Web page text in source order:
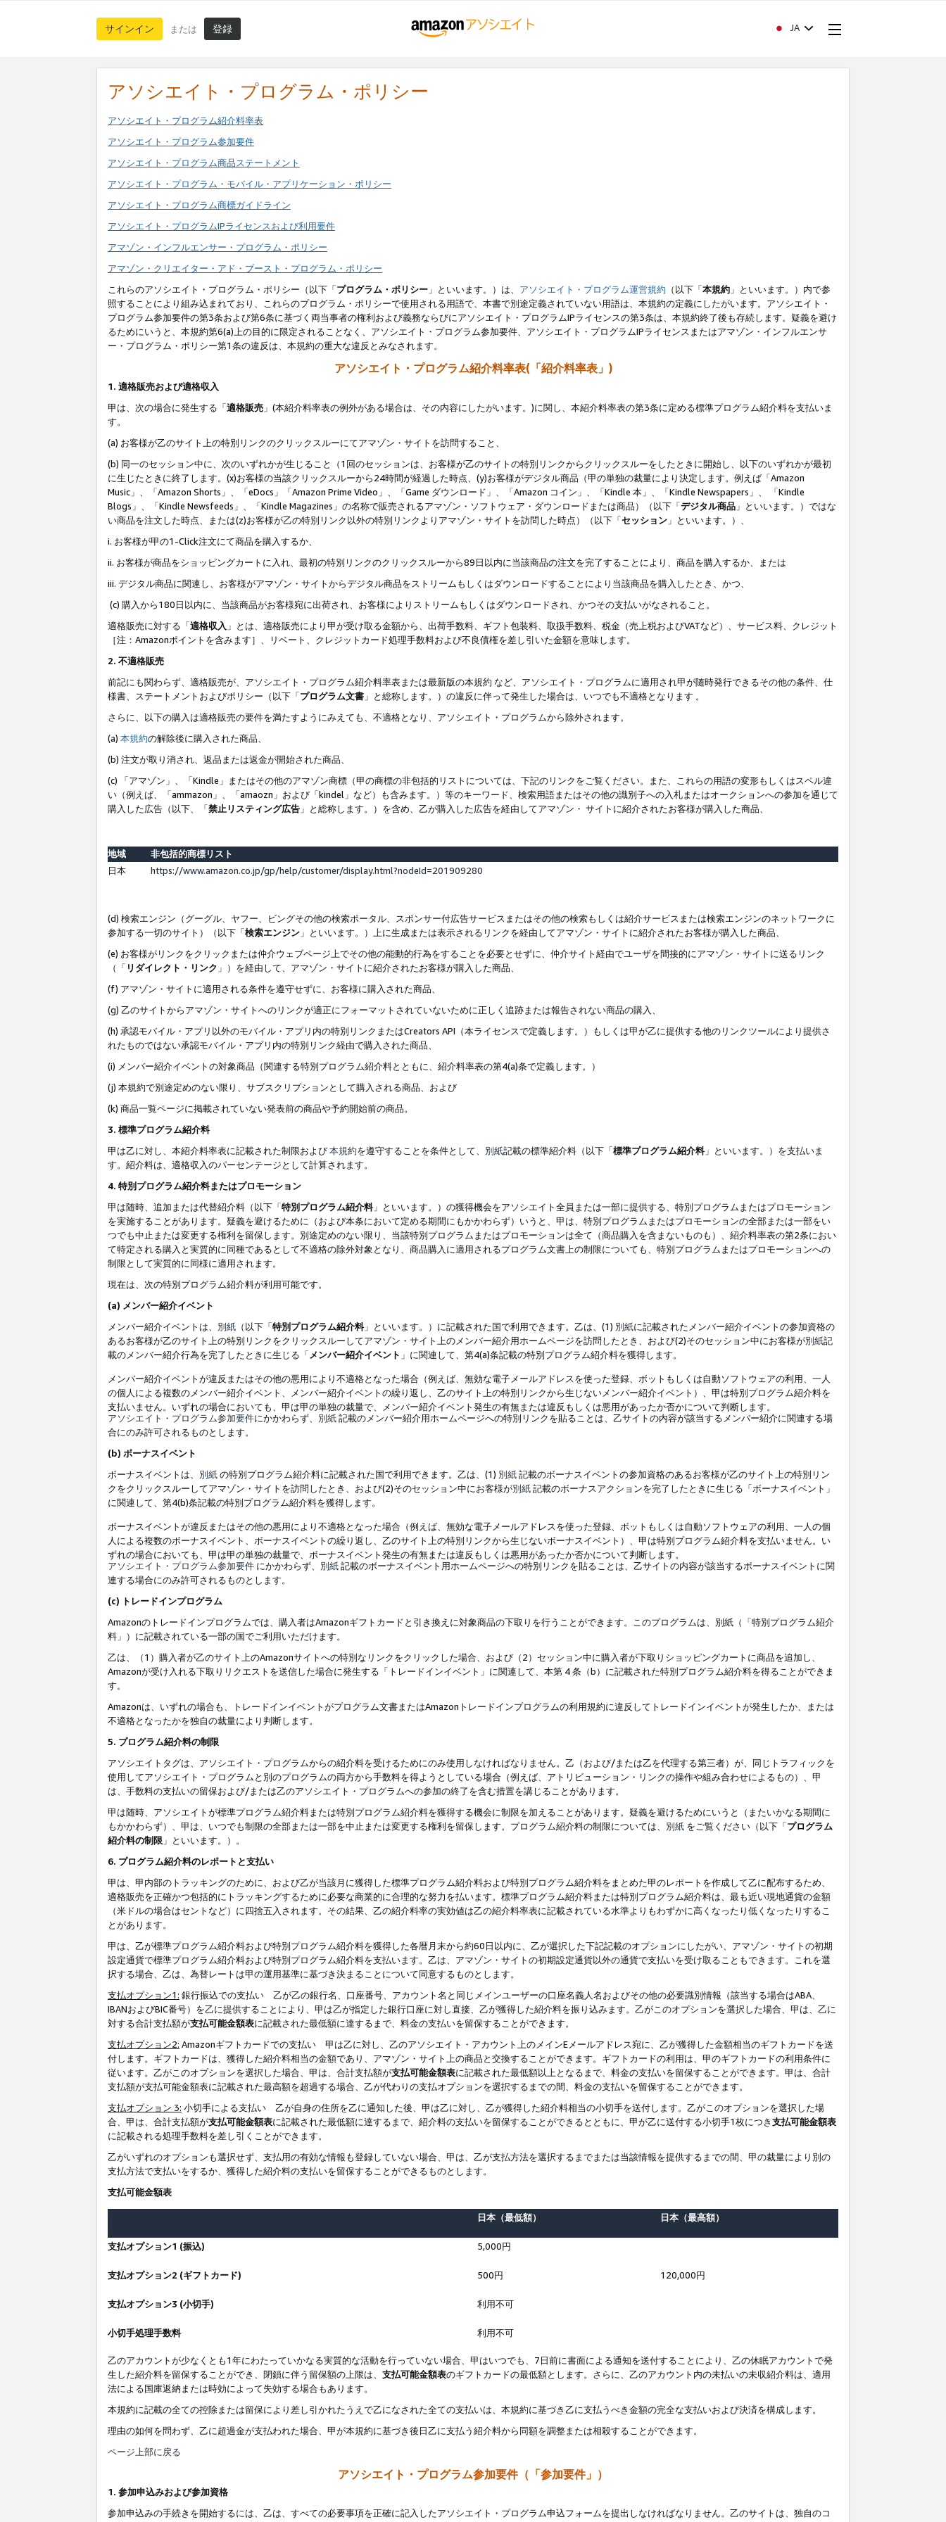
サインイン または 登録 JA
アソシエイト・プログラム・ポリシー
アソシエイト・プログラム紹介料率表
アソシエイト・プログラム参加要件
アソシエイト・プログラム商品ステートメント
アソシエイト・プログラム・モバイル・アプリケーション・ポリシー
アソシエイト・プログラム商標ガイドライン
アソシエイト・プログラムIPライセンスおよび利用要件
アマゾン・インフルエンサー・プログラム・ポリシー
アマゾン・クリエイター・アド・ブースト・プログラム・ポリシー
これらのアソシエイト・プログラム・ポリシー（以下「プログラム・ポリシー 」といいます。）は、 アソシエイト・プログラム運営規約 （以下「本規約 」といいます。）内で参
照することにより組み込まれており、これらのプログラム・ポリシーで使用される用語で、本書で別途定義されていない用語は、本規約の定義にしたがいます。アソシエイト・
プログラム参加要件の第3条および第6条に基づく両当事者の権利および義務ならびにアソシエイト・プログラムIPライセンスの第3条は、本規約終了後も存続します。疑義を避け
るためにいうと、本規約第6(a)上の目的に限定されることなく、アソシエイト・プログラム参加要件、アソシエイト・プログラムIPライセンスまたはアマゾン・インフルエンサ
ー・プログラム・ポリシー第1条の違反は、本規約の重大な違反とみなされます。
アソシエイト・プログラム紹介料率表(「紹介料率表」)
1. 適格販売および適格収入
甲は、次の場合に発生する「適格販売 」(本紹介料率表の例外がある場合は、その内容にしたがいます。)に関し、本紹介料率表の第3条に定める標準プログラム紹介料を支払いま
す。
(a) お客様が乙のサイト上の特別リンクのクリックスルーにてアマゾン・サイトを訪問すること、
(b) 同一のセッション中に、次のいずれかが生じること（1回のセッションは、お客様が乙のサイトの特別リンクからクリックスルーをしたときに開始し、以下のいずれかが最初
に生じたときに終了します。(x)お客様の当該クリックスルーから24時間が経過した時点、(y)お客様がデジタル商品（甲の単独の裁量により決定します。例えば「Amazon
Music」、「Amazon Shorts」、「eDocs」「Amazon Prime Video」、「Game ダウンロード」、「Amazon コイン」、「Kindle 本」、「Kindle Newspapers」、 「Kindle
Blogs」、「Kindle Newsfeeds」、「Kindle Magazines」の名称で販売されるアマゾン・ソフトウェア・ダウンロードまたは商品）（以下「デジタル商品 」といいます。）ではな
い商品を注文した時点、または(z)お客様が乙の特別リンク以外の特別リンクよりアマゾン・サイトを訪問した時点）（以下「セッション 」といいます。）、
i. お客様が甲の1-Click注文にて商品を購入するか、
ii. お客様が商品をショッピングカートに入れ、最初の特別リンクのクリックスルーから89日以内に当該商品の注文を完了することにより、商品を購入するか、または
iii. デジタル商品に関連し、お客様がアマゾン・サイトからデジタル商品をストリームもしくはダウンロードすることにより当該商品を購入したとき、かつ、
(c) 購入から180日以内に、当該商品がお客様宛に出荷され、お客様によりストリームもしくはダウンロードされ、かつその支払いがなされること。
適格販売に対する「適格収入 」とは、適格販売により甲が受け取る金額から、出荷手数料、ギフト包装料、取扱手数料、税金（売上税およびVATなど）、サービス料、クレジット
［注：Amazonポイントを含みます］、リベート、クレジットカード処理手数料および不良債権を差し引いた金額を意味します。
2. 不適格販売
前記にも関わらず、適格販売が、アソシエイト・プログラム紹介料率表または最新版の本規約 など、アソシエイト・プログラムに適用され甲が随時発行できるその他の条件、仕
様書、ステートメントおよびポリシー（以下「プログラム文書 」と総称します。）の違反に伴って発生した場合は、いつでも不適格となります 。
さらに、以下の購入は適格販売の要件を満たすようにみえても、不適格となり、アソシエイト・プログラムから除外されます。
(a) 本規約の解除後に購入された商品、
(b) 注文が取り消され、返品または返金が開始された商品、
(c) 「アマゾン」、「Kindle」またはその他のアマゾン商標（甲の商標の非包括的リストについては、下記のリンクをご覧ください。また、これらの用語の変形もしくはスペル違
い（例えば、「ammazon」、「amaozn」および「kindel」など）も含みます。）等のキーワード、検索用語またはその他の識別子への入札またはオークションへの参加を通じて
購入した広告（以下、「禁止リスティング広告 」と総称します。）を含め、乙が購入した広告を経由してアマゾン・ サイトに紹介されたお客様が購入した商品、
地域
非包括的商標リスト
日本
https://www.amazon.co.jp/gp/help/customer/display.html?nodeId=201909280
(d) 検索エンジン（グーグル、ヤフー、ビングその他の検索ポータル、スポンサー付広告サービスまたはその他の検索もしくは紹介サービスまたは検索エンジンのネットワークに
参加する一切のサイト）（以下「検索エンジン 」といいます。）上に生成または表示されるリンクを経由してアマゾン・サイトに紹介されたお客様が購入した商品、
(e) お客様がリンクをクリックまたは仲介ウェブページ上でその他の能動的行為をすることを必要とせずに、仲介サイト経由でユーザを間接的にアマゾン・サイトに送るリンク
（「 リダイレクト・リンク 」）を経由して、アマゾン・サイトに紹介されたお客様が購入した商品、
(f) アマゾン・サイトに適用される条件を遵守せずに、お客様に購入された商品、
(g) 乙のサイトからアマゾン・サイトへのリンクが適正にフォーマットされていないために正しく追跡または報告されない商品の購入、
(h) 承認モバイル・アプリ以外のモバイル・アプリ内の特別リンクまたはCreators API（本ライセンスで定義します。）もしくは甲が乙に提供する他のリンクツールにより提供さ
れたものではない承認モバイル・アプリ内の特別リンク経由で購入された商品、
(i) メンバー紹介イベントの対象商品（関連する特別プログラム紹介料とともに、紹介料率表の第4(a)条で定義します。）
(j) 本規約で別途定めのない限り、サブスクリプションとして購入される商品、および
(k) 商品一覧ページに掲載されていない発表前の商品や予約開始前の商品。
3. 標準プログラム紹介料
甲は乙に対し、本紹介料率表に記載された制限および本規約を遵守することを条件として、 別紙記載の標準紹介料（以下「標準プログラム紹介料」といいます。）を支払いま
す。紹介料は、適格収入のパーセンテージとして計算されます。
4. 特別プログラム紹介料またはプロモーション
甲は随時、追加または代替紹介料（以下「特別プログラム紹介料」といいます。）の獲得機会をアソシエイト全員または一部に提供する、特別プログラムまたはプロモーション
を実施することがあります。疑義を避けるために（および本条において定める期間にもかかわらず）いうと、甲は、特別プログラムまたはプロモーションの全部または一部をい
つでも中止または変更する権利を留保します。別途定めのない限り、当該特別プログラムまたはプロモーションは全て（商品購入を含まないものも）、紹介料率表の第2条におい
て特定される購入と実質的に同種であるとして不適格の除外対象となり、商品購入に適用されるプログラム文書上の制限についても、特別プログラムまたはプロモーションへの
制限として実質的に同様に適用されます。
現在は、次の特別プログラム紹介料が利用可能です。
(a) メンバー紹介イベント
メンバー紹介イベントは、 別紙 （以下「特別プログラム紹介料」といいます。）に記載された国で利用できます。乙は、(1) 別紙に記載されたメンバー紹介イベントの参加資格の
あるお客様が乙のサイト上の特別リンクをクリックスルーしてアマゾン・サイト上のメンバー紹介用ホームページを訪問したとき、および(2)そのセッション中にお客様が別紙記
載のメンバー紹介行為を完了したときに生じる「 メンバー紹介イベント 」に関連して、第4(a)条記載の特別プログラム紹介料を獲得します。
メンバー紹介イベントが違反またはその他の悪用により不適格となった場合（例えば、無効な電子メールアドレスを使った登録、ボットもしくは自動ソフトウェアの利用、一人
の個人による複数のメンバー紹介イベント、メンバー紹介イベントの繰り返し、乙のサイト上の特別リンクから生じないメンバー紹介イベント）、甲は特別プログラム紹介料を
支払いません。いずれの場合においても、甲は甲の単独の裁量で、メンバー紹介イベント発生の有無または違反もしくは悪用があったか否かについて判断します。
アソシエイト・プログラム参加要件にかかわらず、 別紙記載のメンバー紹介用ホームページへの特別リンクを貼ることは、乙サイトの内容が該当するメンバー紹介に関連する場
合にのみ許可されるものとします。
(b) ボーナスイベント
ボーナスイベントは、 別紙の特別プログラム紹介料に記載された国で利用できます。乙は、(1) 別紙記載のボーナスイベントの参加資格のあるお客様が乙のサイト上の特別リン
クをクリックスルーしてアマゾン・サイトを訪問したとき、および(2)そのセッション中にお客様が別紙記載のボーナスアクションを完了したときに生じる「ボーナスイベント」
に関連して、第4(b)条記載の特別プログラム紹介料を獲得します。
ボーナスイベントが違反またはその他の悪用により不適格となった場合（例えば、無効な電子メールアドレスを使った登録、ボットもしくは自動ソフトウェアの利用、一人の個
人による複数のボーナスイベント、ボーナスイベントの繰り返し、乙のサイト上の特別リンクから生じないボーナスイベント）、甲は特別プログラム紹介料を支払いません。い
ずれの場合においても、甲は甲の単独の裁量で、ボーナスイベント発生の有無または違反もしくは悪用があったか否かについて判断します。
アソシエイト・プログラム参加要件 にかかわらず、 別紙記載のボーナスイベント用ホームページへの特別リンクを貼ることは、乙サイトの内容が該当するボーナスイベントに関
連する場合にのみ許可されるものとします。
(c) トレードインプログラム
Amazonのトレードインプログラムでは、購入者はAmazonギフトカードと引き換えに対象商品の下取りを行うことができます。このプログラムは、別紙（「特別プログラム紹介
料」）に記載されている一部の国でご利用いただけます。
乙は、（1）購入者が乙のサイト上のAmazonサイトへの特別なリンクをクリックした場合、および（2）セッション中に購入者が下取りショッピングカートに商品を追加し、
Amazonが受け入れる下取りリクエストを送信した場合に発生する「トレードインイベント」に関連して、本第 4 条（b）に記載された特別プログラム紹介料を得ることができま
す。
Amazonは、いずれの場合も、トレードインイベントがプログラム文書またはAmazonトレードインプログラムの利用規約に違反してトレードインイベントが発生したか、または
不適格となったかを独自の裁量により判断します。
5. プログラム紹介料の制限
アソシエイトタグは、アソシエイト・プログラムからの紹介料を受けるためにのみ使用しなければなりません。乙（および/または乙を代理する第三者）が、同じトラフィックを
使用してアソシエイト・プログラムと別のプログラムの両方から手数料を得ようとしている場合（例えば、アトリビューション・リンクの操作や組み合わせによるもの）、甲
は、手数料の支払いの留保および/または乙のアソシエイト・プログラムへの参加の終了を含む措置を講じることがあります。
甲は随時、アソシエイトが標準プログラム紹介料または特別プログラム紹介料を獲得する機会に制限を加えることがあります。疑義を避けるためにいうと（またいかなる期間に
もかかわらず）、甲は、いつでも制限の全部または一部を中止または変更する権利を留保します。プログラム紹介料の制限については、 別紙 をご覧ください（以下「プログラム
紹介料の制限 」といいます。）。
6. プログラム紹介料のレポートと支払い
甲は、甲内部のトラッキングのために、および乙が当該月に獲得した標準プログラム紹介料および特別プログラム紹介料をまとめた甲のレポートを作成して乙に配布するため、
適格販売を正確かつ包括的にトラッキングするために必要な商業的に合理的な努力を払います。標準プログラム紹介料または特別プログラム紹介料は、最も近い現地通貨の金額
（米ドルの場合はセントなど）に四捨五入されます。その結果、乙の紹介料率の実効値は乙の紹介料率表に記載されている水準よりもわずかに高くなったり低くなったりするこ
とがあります。
甲は、乙が標準プログラム紹介料および特別プログラム紹介料を獲得した各暦月末から約60日以内に、乙が選択した下記記載のオプションにしたがい、アマゾン・サイトの初期
設定通貨で標準プログラム紹介料および特別プログラム紹介料を支払います。乙は、アマゾン・サイトの初期設定通貨以外の通貨で支払いを受け取ることもできます。これを選
択する場合、乙は、為替レートは甲の運用基準に基づき決まることについて同意するものとします。
支払オプション1: 銀行振込での支払い 乙が乙の銀行名、口座番号、アカウント名と同じメインユーザーの口座名義人名およびその他の必要識別情報（該当する場合はABA、
IBANおよびBIC番号）を乙に提供することにより、甲は乙が指定した銀行口座に対し直接、乙が獲得した紹介料を振り込みます。乙がこのオプションを選択した場合、甲は、乙に
対する合計支払額が支払可能金額表に記載された最低額に達するまで、料金の支払いを留保することができます。
支払オプション2: Amazonギフトカードでの支払い 甲は乙に対し、乙のアソシエイト・アカウント上のメインEメールアドレス宛に、乙が獲得した金額相当のギフトカードを送
付します。ギフトカードは、獲得した紹介料相当の金額であり、アマゾン・サイト上の商品と交換することができます。ギフトカードの利用は、甲のギフトカードの利用条件に
従います。乙がこのオプションを選択した場合、甲は、合計支払額が支払可能金額表に記載された最低額以上となるまで、料金の支払いを留保することができます。甲は、合計
支払額が支払可能金額表に記載された最高額を超過する場合、乙が代わりの支払オプションを選択するまでの間、料金の支払いを留保することができます。
支払オプション 3: 小切手による支払い 乙が自身の住所を乙に通知した後、甲は乙に対し、乙が獲得した紹介料相当の小切手を送付します。乙がこのオプションを選択した場
合、甲は、合計支払額が支払可能金額表に記載された最低額に達するまで、紹介料の支払いを留保することができるとともに、甲が乙に送付する小切手1枚につき支払可能金額表
に記載される処理手数料を差し引くことができます。
乙がいずれのオプションも選択せず、支払用の有効な情報も登録していない場合、甲は、乙が支払方法を選択するまでまたは当該情報を提供するまでの間、甲の裁量により別の
支払方法で支払いをするか、獲得した紹介料の支払いを留保することができるものとします。
支払可能金額表
日本（最低額） 日本（最高額）
支払オプション1 (振込) 5,000円
支払オプション2 (ギフトカード) 500円 120,000円
支払オプション3 (小切手) 利用不可
小切手処理手数料 利用不可
乙のアカウントが少なくとも1年にわたっていかなる実質的な活動を行っていない場合、甲はいつでも、7日前に書面による通知を送付することにより、乙の休眠アカウントで発
生した紹介料を留保することができ、閉鎖に伴う留保額の上限は、 支払可能金額表のギフトカードの最低額とします。さらに、乙のアカウント内の未払いの未収紹介料は、適用
法による国庫返納または時効によって失効する場合もあります。
本規約に記載の全ての控除または留保により差し引かれたうえで乙になされた全ての支払いは、本規約に基づき乙に支払うべき金額の完全な支払いおよび決済を構成します。
理由の如何を問わず、乙に超過金が支払われた場合、甲が本規約に基づき後日乙に支払う紹介料から同額を調整または相殺することができます。
ページ上部に戻る
アソシエイト・プログラム参加要件（「参加要件」）
1. 参加申込みおよび参加資格
参加申込みの手続きを開始するには、乙は、すべての必要事項を正確に記入したアソシエイト・プログラム申込フォームを提出しなければなりません。乙のサイトは、独自のコ